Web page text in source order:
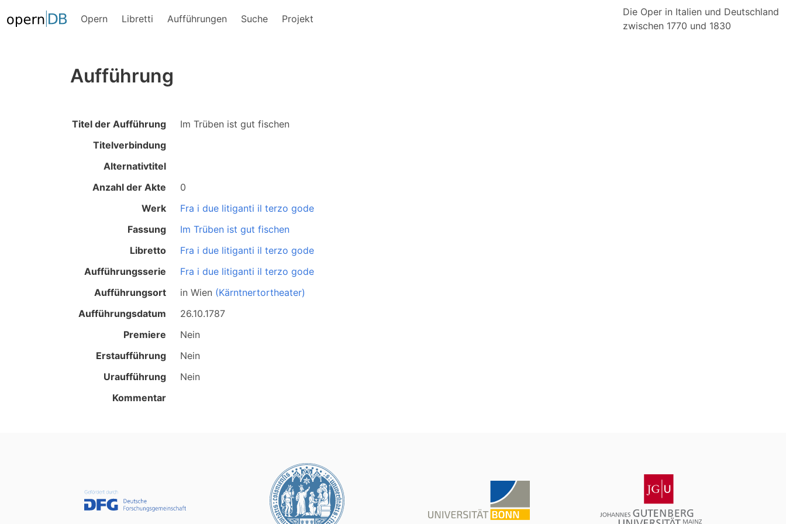
Opern Libretti Aufführungen Suche Projekt
Die Oper in Italien und Deutschland
zwischen 1770 und 1830
Aufführung
Titel der Aufführung
Im Trüben ist gut fischen
Titelverbindung
Alternativtitel
Anzahl der Akte
0
Werk
Fra i due litiganti il terzo gode
Fassung
Im Trüben ist gut fischen
Libretto
Fra i due litiganti il terzo gode
Aufführungsserie
Fra i due litiganti il terzo gode
Aufführungsort
in Wien (Kärntnertortheater)
Aufführungsdatum
26.10.1787
Premiere
Nein
Erstaufführung
Nein
Uraufführung
Nein
Kommentar